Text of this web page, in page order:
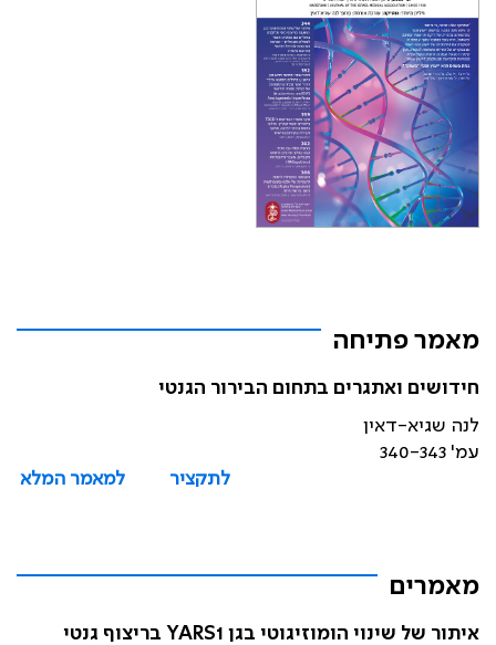
מאמר פתיחה
חידושים ואתגרים בתחום הבירור הגנטי
לנה שגיא-דאין
עמ' 340-343
לתקציר
למאמר המלא
מאמרים
איתור של שינוי הומוזיגוטי בגן YARS1 בריצוף גנטי